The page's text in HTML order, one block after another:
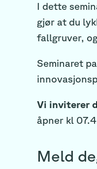
I dette
gjør at du
fallgruver,
Seminaret
Vi inviterer
åpner kl
Meld